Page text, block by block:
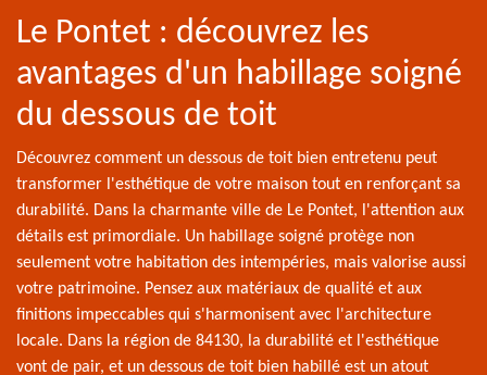
Le Pontet : découvrez les
avantages d'un habillage soigné
du dessous de toit
Découvrez comment un dessous de toit bien entretenu peut
transformer l'esthétique de votre maison tout en renforçant sa
durabilité. Dans la charmante ville de Le Pontet, l'attention aux
détails est primordiale. Un habillage soigné protège non
seulement votre habitation des intempéries, mais valorise aussi
votre patrimoine. Pensez aux matériaux de qualité et aux
finitions impeccables qui s'harmonisent avec l'architecture
locale. Dans la région de 84130, la durabilité et l'esthétique
vont de pair, et un dessous de toit bien habillé est un atout